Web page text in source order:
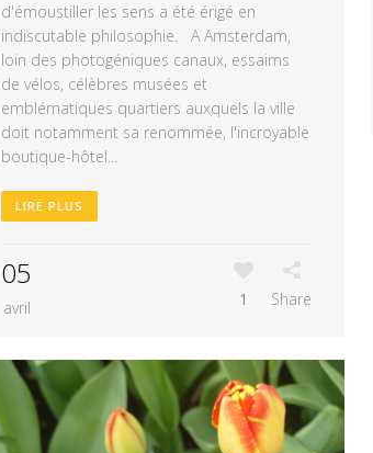
d'émoustiller les sens a été érigé en
indiscutable philosophie. A Amsterdam,
loin des photogéniques canaux, essaims
de vélos, célèbres musées et
emblématiques quartiers auxquels la ville
doit notamment sa renommée, l'incroyable
boutique-hôtel...
LIRE PLUS
05
avril 1 Share